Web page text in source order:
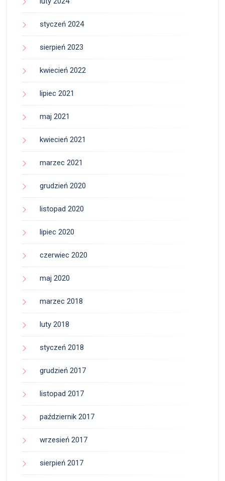
styczeń 2024
sierpień 2023
kwiecień 2022
lipiec 2021
maj 2021
kwiecień 2021
marzec 2021
grudzień 2020
listopad 2020
lipiec 2020
czerwiec 2020
maj 2020
marzec 2018
luty 2018
styczeń 2018
grudzień 2017
listopad 2017
październik 2017
wrzesień 2017
sierpień 2017